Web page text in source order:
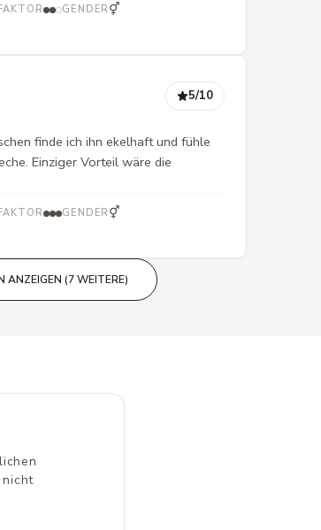
GENDER ⚥
5/10
finde ich ihn ekelhaft und fühle
Einziger Vorteil wäre die
GENDER ⚥
ANZEIGEN (7 WEITERE)
nicht